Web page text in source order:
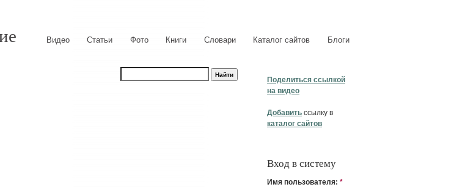
Видео Статьи Фото Книги Словари Каталог сайтов Блоги
Поделиться ссылкой
на видео
Добавить ссылку в
каталог сайтов
Вход в систему
Имя пользователя: *